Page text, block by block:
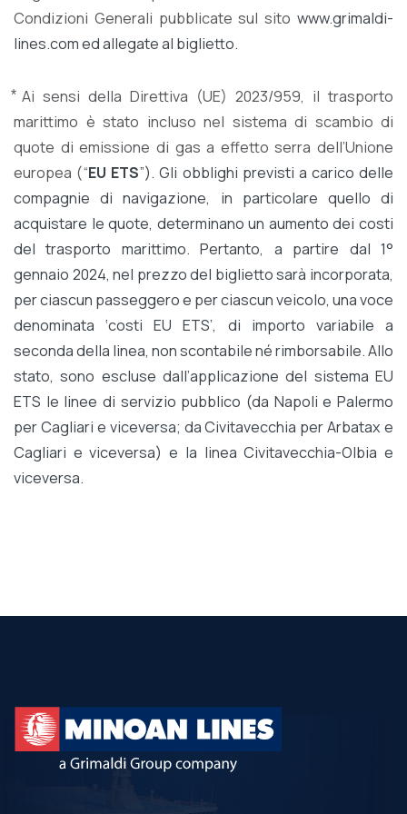
Condizioni Generali pubblicate sul sito www.grimaldi-
lines.comed allegate al biglietto.
⃰ Ai sensi della Direttiva (UE) 2023/959, il trasporto
marittimo è stato incluso nel sistema di scambio di
quote di emissione di gas a effetto serra dell’Unione
europea (“EU ETS”). Gli obblighi previsti a carico delle
compagnie di navigazione, in particolare quello di
acquistare le quote, determinano un aumento dei costi
del trasporto marittimo. Pertanto, a partire dal 1°
gennaio 2024, nel prezzo del biglietto sarà incorporata,
per ciascun passeggero e per ciascun veicolo, una voce
denominata ‘costi EU ETS’, di importo variabile a
seconda della linea, non scontabile né rimborsabile. Allo
stato, sono escluse dall’applicazione del sistema EU
ETS le linee di servizio pubblico (da Napoli e Palermo
per Cagliari e viceversa; da Civitavecchia per Arbatax e
Cagliari e viceversa) e la linea Civitavecchia-Olbia e
viceversa.